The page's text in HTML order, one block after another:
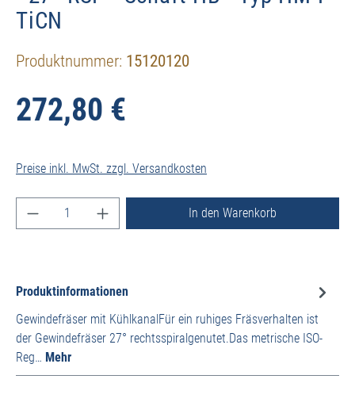
TiCN
Produktnummer: 15120120
272,80 €
Preise inkl. MwSt. zzgl. Versandkosten
Produkt Anzahl: Gib den gewünschten Wert ein
In den Warenkorb
Produktinformationen
Gewindefräser mit KühlkanalFür ein ruhiges Fräsverhalten ist
der Gewindefräser 27° rechtsspiralgenutet.Das metrische ISO-
Reg… Mehr